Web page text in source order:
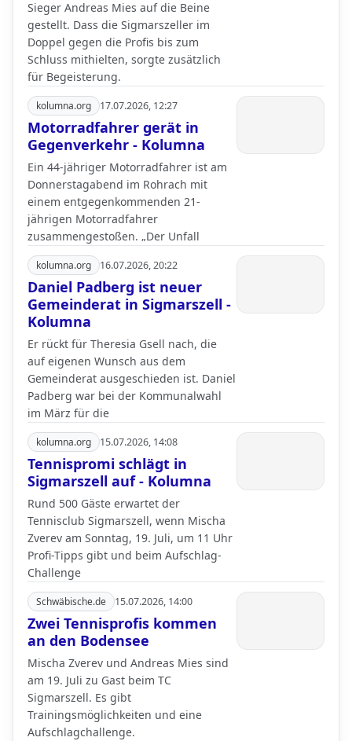
Sieger Andreas Mies auf die Beine
gestellt. Dass die Sigmarszeller im
Doppel gegen die Profis bis zum
Schluss mithielten, sorgte zusätzlich
für Begeisterung.
kolumna.org 17.07.2026, 12:27
Motorradfahrer gerät in
Gegenverkehr - Kolumna
Ein 44-jähriger Motorradfahrer ist am
Donnerstagabend im Rohrach mit
einem entgegenkommenden 21-
jährigen Motorradfahrer
zusammengestoßen. „Der Unfall
kolumna.org 16.07.2026, 20:22
Daniel Padberg ist neuer
Gemeinderat in Sigmarszell -
Kolumna
Er rückt für Theresia Gsell nach, die
auf eigenen Wunsch aus dem
Gemeinderat ausgeschieden ist. Daniel
Padberg war bei der Kommunalwahl
im März für die
kolumna.org 15.07.2026, 14:08
Tennispromi schlägt in
Sigmarszell auf - Kolumna
Rund 500 Gäste erwartet der
Tennisclub Sigmarszell, wenn Mischa
Zverev am Sonntag, 19. Juli, um 11 Uhr
Profi-Tipps gibt und beim Aufschlag-
Challenge
Schwäbische.de 15.07.2026, 14:00
Zwei Tennisprofis kommen
an den Bodensee
Mischa Zverev und Andreas Mies sind
am 19. Juli zu Gast beim TC
Sigmarszell. Es gibt
Trainingsmöglichkeiten und eine
Aufschlagchallenge.